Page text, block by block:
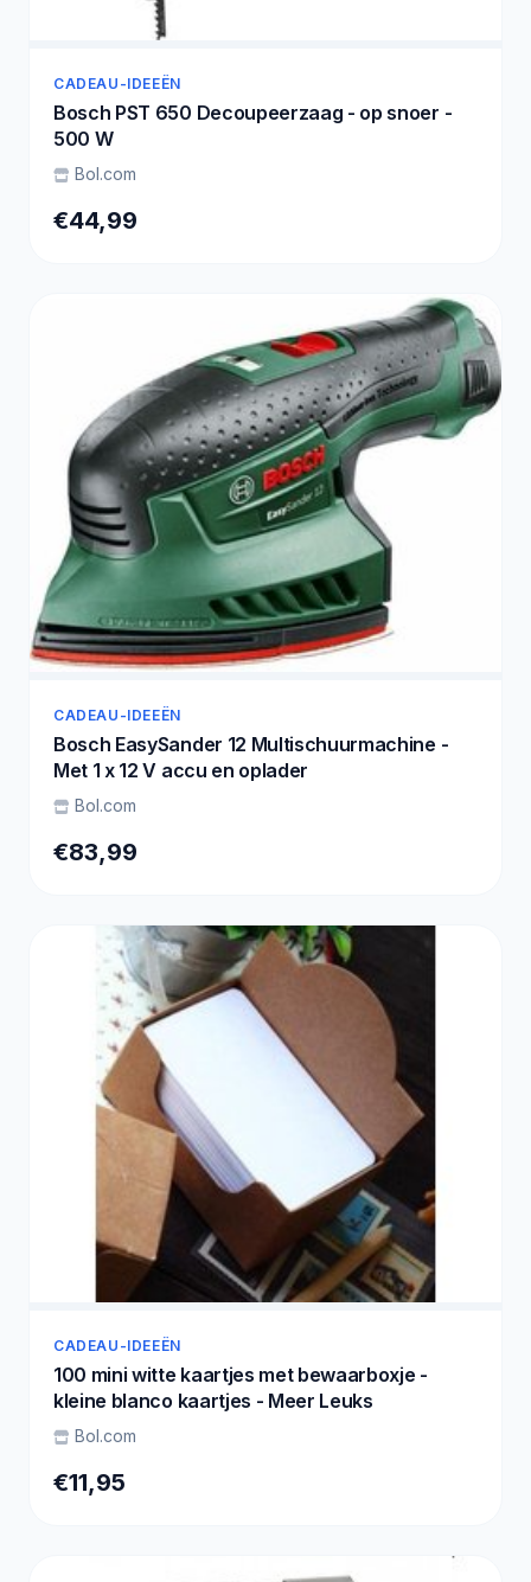
CADEAU-IDEEËN
Bosch PST 650 Decoupeerzaag - op snoer -
500 W
Bol.com
€44,99
CADEAU-IDEEËN
Bosch EasySander 12 Multischuurmachine -
Met 1 x 12 V accu en oplader
Bol.com
€83,99
CADEAU-IDEEËN
100 mini witte kaartjes met bewaarboxje -
kleine blanco kaartjes - Meer Leuks
Bol.com
€11,95